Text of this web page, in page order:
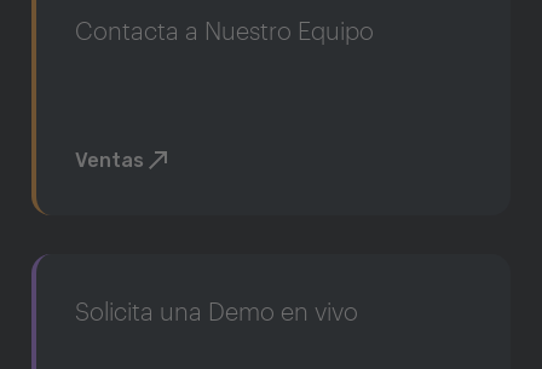
Contacta a Nuestro Equipo
Ventas
Solicita una Demo en vivo